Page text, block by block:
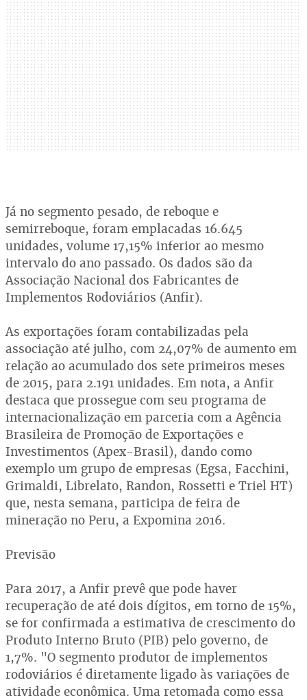
Já no segmento pesado, de reboque e
semirreboque, foram emplacadas 16.645
unidades, volume 17,15% inferior ao mesmo
intervalo do ano passado. Os dados são da
Associação Nacional dos Fabricantes de
Implementos Rodoviários (Anfir).
As exportações foram contabilizadas pela
associação até julho, com 24,07% de aumento em
relação ao acumulado dos sete primeiros meses
de 2015, para 2.191 unidades. Em nota, a Anfir
destaca que prossegue com seu programa de
internacionalização em parceria com a Agência
Brasileira de Promoção de Exportações e
Investimentos (Apex-Brasil), dando como
exemplo um grupo de empresas (Egsa, Facchini,
Grimaldi, Librelato, Randon, Rossetti e Triel HT)
que, nesta semana, participa de feira de
mineração no Peru, a Expomina 2016.
Previsão
Para 2017, a Anfir prevê que pode haver
recuperação de até dois dígitos, em torno de 15%,
se for confirmada a estimativa de crescimento do
Produto Interno Bruto (PIB) pelo governo, de
1,7%. "O segmento produtor de implementos
rodoviários é diretamente ligado às variações de
atividade econômica. Uma retomada como essa